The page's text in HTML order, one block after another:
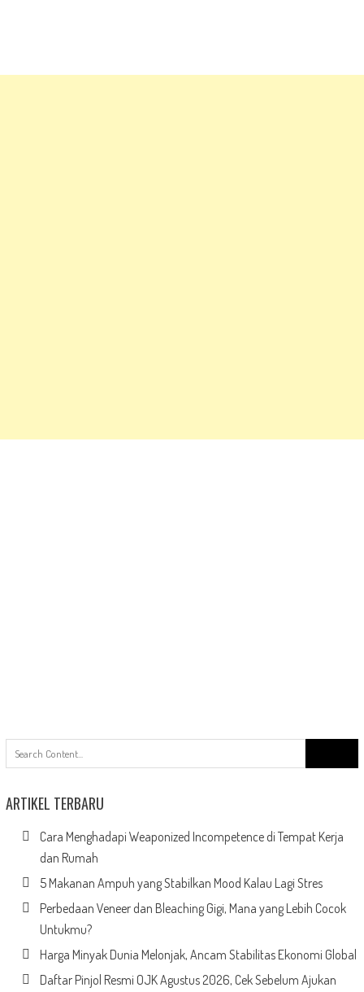
for:
ARTIKEL TERBARU
Cara Menghadapi Weaponized Incompetence di Tempat Kerja
dan Rumah
5 Makanan Ampuh yang Stabilkan Mood Kalau Lagi Stres
Perbedaan Veneer dan Bleaching Gigi, Mana yang Lebih Cocok
Untukmu?
Harga Minyak Dunia Melonjak, Ancam Stabilitas Ekonomi Global
Daftar Pinjol Resmi OJK Agustus 2026, Cek Sebelum Ajukan